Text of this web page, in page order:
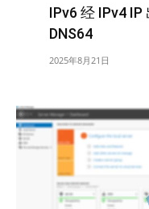
IPv6 经 IPv4
DNS64
2025年8月21日